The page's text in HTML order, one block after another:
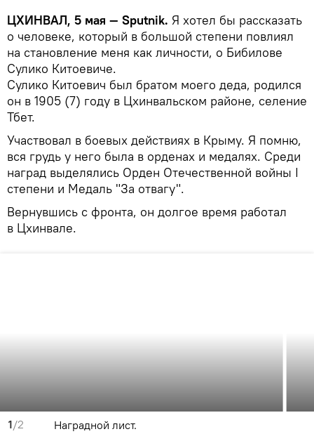
ЦХИНВАЛ, 5 мая — Sputnik. Я хотел бы рассказать
о человеке, который в большой степени повлиял
на становление меня как личности, о Бибилове
Сулико Китоевиче.
Сулико Китоевич был братом моего деда, родился
он в 1905 (7) году в Цхинвальском районе, селение
Тбет.
Участвовал в боевых действиях в Крыму. Я помню,
вся грудь у него была в орденах и медалях. Среди
наград выделялись Орден Отечественной войны I
степени и Медаль "За отвагу".
Вернувшись с фронта, он долгое время работал
в Цхинвале.
1/2 Наградной лист.